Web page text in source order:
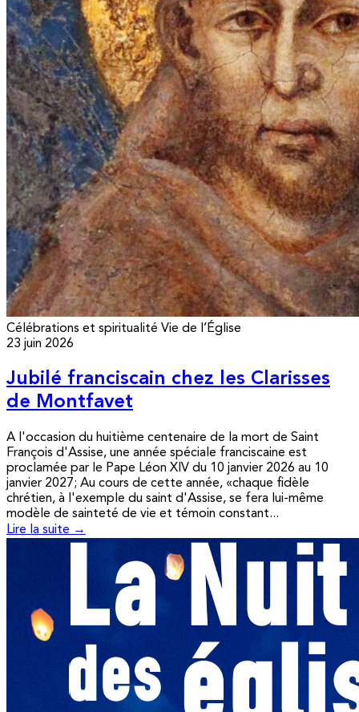
Célébrations et spiritualité Vie de l’Église
23 juin 2026
Jubilé franciscain chez les Clarisses
de Montfavet
A l'occasion du huitième centenaire de la mort de Saint
François d'Assise, une année spéciale franciscaine est
proclamée par le Pape Léon XIV du 10 janvier 2026 au 10
janvier 2027; Au cours de cette année, «chaque fidèle
chrétien, à l'exemple du saint d'Assise, se fera lui-même
modèle de sainteté de vie et témoin constant...
Lire la suite →